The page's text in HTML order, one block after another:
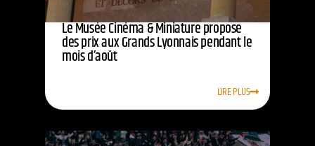
Le Musée Cinéma & Miniature propose
des prix aux Grands Lyonnais pendant le
mois d’août
LIRE PLUS